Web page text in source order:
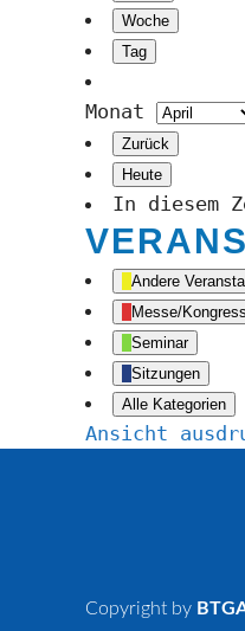
Woche
Tag
Monat
Zurück
Heute
In diesem
Andere
Messe/Kongress
Seminar
Sitzungen
Alle Kategorien
Ansicht
Copyright by